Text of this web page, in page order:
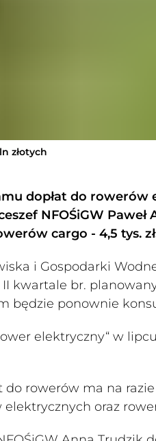
złotych
dopłat do rowerów
NFOŚiGW Paweł
cargo - 4,5 tys.
i Gospodarki
kwartale br.
będzie ponownie
elektryczny“ w
rowerów ma na razie
elektrycznych oraz